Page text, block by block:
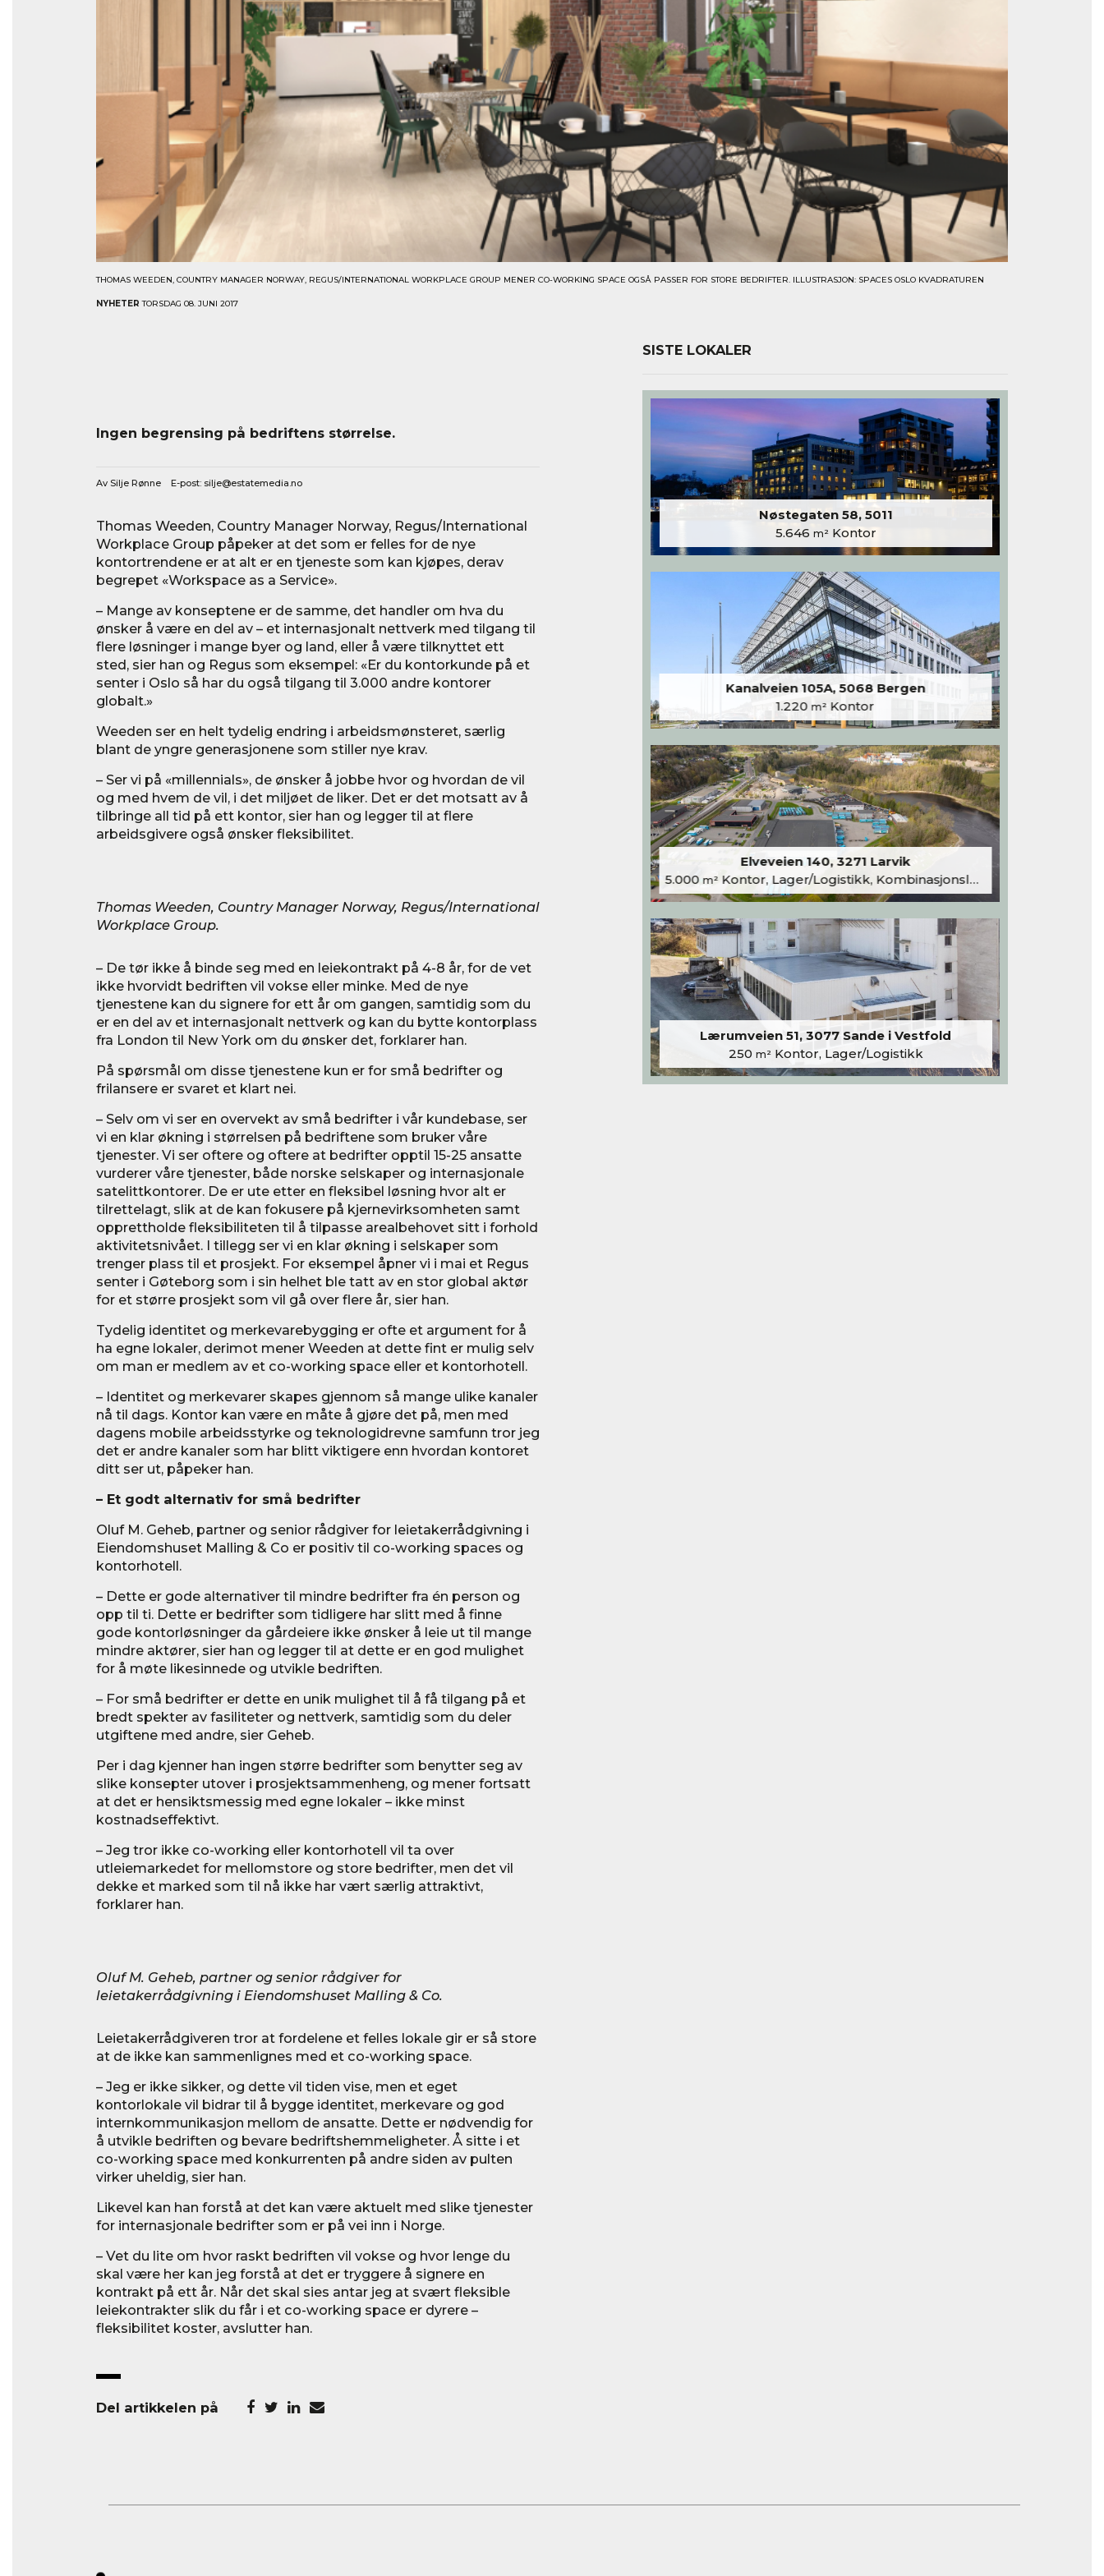
THOMAS WEEDEN, COUNTRY MANAGER NORWAY, REGUS/INTERNATIONAL WORKPLACE GROUP MENER CO-WORKING SPACE OGSÅ PASSER FOR STORE BEDRIFTER. ILLUSTRASJON: SPACES OSLO KVADRATUREN
NYHETER TORSDAG 08. JUNI 2017
Ingen begrensing på bedriftens størrelse.
Av Silje Rønne E-post: silje@estatemedia.no
Thomas Weeden, Country Manager Norway, Regus/International
Workplace Group påpeker at det som er felles for de nye
kontortrendene er at alt er en tjeneste som kan kjøpes, derav
begrepet «Workspace as a Service».
– Mange av konseptene er de samme, det handler om hva du
ønsker å være en del av – et internasjonalt nettverk med tilgang til
flere løsninger i mange byer og land, eller å være tilknyttet ett
sted, sier han og Regus som eksempel: «Er du kontorkunde på et
senter i Oslo så har du også tilgang til 3.000 andre kontorer
globalt.»
Weeden ser en helt tydelig endring i arbeidsmønsteret, særlig
blant de yngre generasjonene som stiller nye krav.
– Ser vi på «millennials», de ønsker å jobbe hvor og hvordan de vil
og med hvem de vil, i det miljøet de liker. Det er det motsatt av å
tilbringe all tid på ett kontor, sier han og legger til at flere
arbeidsgivere også ønsker fleksibilitet.
Thomas Weeden, Country Manager Norway, Regus/International
Workplace Group.
– De tør ikke å binde seg med en leiekontrakt på 4-8 år, for de vet
ikke hvorvidt bedriften vil vokse eller minke. Med de nye
tjenestene kan du signere for ett år om gangen, samtidig som du
er en del av et internasjonalt nettverk og kan du bytte kontorplass
fra London til New York om du ønsker det, forklarer han.
På spørsmål om disse tjenestene kun er for små bedrifter og
frilansere er svaret et klart nei.
– Selv om vi ser en overvekt av små bedrifter i vår kundebase, ser
vi en klar økning i størrelsen på bedriftene som bruker våre
tjenester. Vi ser oftere og oftere at bedrifter opptil 15-25 ansatte
vurderer våre tjenester, både norske selskaper og internasjonale
satelittkontorer. De er ute etter en fleksibel løsning hvor alt er
tilrettelagt, slik at de kan fokusere på kjernevirksomheten samt
opprettholde fleksibiliteten til å tilpasse arealbehovet sitt i forhold
aktivitetsnivået. I tillegg ser vi en klar økning i selskaper som
trenger plass til et prosjekt. For eksempel åpner vi i mai et Regus
senter i Gøteborg som i sin helhet ble tatt av en stor global aktør
for et større prosjekt som vil gå over flere år, sier han.
Tydelig identitet og merkevarebygging er ofte et argument for å
ha egne lokaler, derimot mener Weeden at dette fint er mulig selv
om man er medlem av et co-working space eller et kontorhotell.
– Identitet og merkevarer skapes gjennom så mange ulike kanaler
nå til dags. Kontor kan være en måte å gjøre det på, men med
dagens mobile arbeidsstyrke og teknologidrevne samfunn tror jeg
det er andre kanaler som har blitt viktigere enn hvordan kontoret
ditt ser ut, påpeker han.
– Et godt alternativ for små bedrifter
Oluf M. Geheb, partner og senior rådgiver for leietakerrådgivning i
Eiendomshuset Malling & Co er positiv til co-working spaces og
kontorhotell.
– Dette er gode alternativer til mindre bedrifter fra én person og
opp til ti. Dette er bedrifter som tidligere har slitt med å finne
gode kontorløsninger da gårdeiere ikke ønsker å leie ut til mange
mindre aktører, sier han og legger til at dette er en god mulighet
for å møte likesinnede og utvikle bedriften.
– For små bedrifter er dette en unik mulighet til å få tilgang på et
bredt spekter av fasiliteter og nettverk, samtidig som du deler
utgiftene med andre, sier Geheb.
Per i dag kjenner han ingen større bedrifter som benytter seg av
slike konsepter utover i prosjektsammenheng, og mener fortsatt
at det er hensiktsmessig med egne lokaler – ikke minst
kostnadseffektivt.
– Jeg tror ikke co-working eller kontorhotell vil ta over
utleiemarkedet for mellomstore og store bedrifter, men det vil
dekke et marked som til nå ikke har vært særlig attraktivt,
forklarer han.
Oluf M. Geheb, partner og senior rådgiver for
leietakerrådgivning i Eiendomshuset Malling & Co.
Leietakerrådgiveren tror at fordelene et felles lokale gir er så store
at de ikke kan sammenlignes med et co-working space.
– Jeg er ikke sikker, og dette vil tiden vise, men et eget
kontorlokale vil bidrar til å bygge identitet, merkevare og god
internkommunikasjon mellom de ansatte. Dette er nødvendig for
å utvikle bedriften og bevare bedriftshemmeligheter. Å sitte i et
co-working space med konkurrenten på andre siden av pulten
virker uheldig, sier han.
Likevel kan han forstå at det kan være aktuelt med slike tjenester
for internasjonale bedrifter som er på vei inn i Norge.
– Vet du lite om hvor raskt bedriften vil vokse og hvor lenge du
skal være her kan jeg forstå at det er tryggere å signere en
kontrakt på ett år. Når det skal sies antar jeg at svært fleksible
leiekontrakter slik du får i et co-working space er dyrere –
fleksibilitet koster, avslutter han.
Del artikkelen på
SISTE LOKALER
Nøstegaten 58, 5011
5.646 m²Kontor
Kanalveien 105A, 5068 Bergen
1.220 m² Kontor
Elveveien 140, 3271 Larvik
5.000m²Kontor, Lager/Logistikk, Kombinasjonslokaler
Lærumveien 51, 3077 Sande i Vestfold
250 m²Kontor, Lager/Logistikk